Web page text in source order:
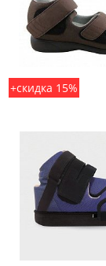
+скидка 15%